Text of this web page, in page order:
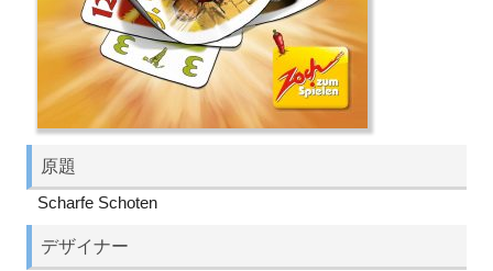
原題
Scharfe Schoten
デザイナー